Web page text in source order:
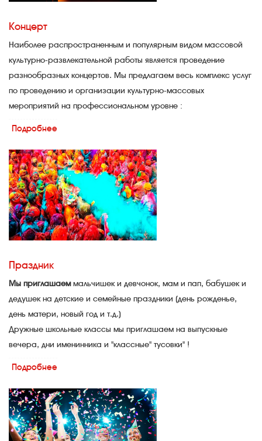
Уютным банкетным залом
Концерт
Наиболее распространенным и популярным видом массовой
культурно-развлекательной работы является проведение
разнообразных концертов. Мы предлагаем весь комплекс услуг
по проведению и организации культурно-массовых
мероприятий на профессиональном уровне :
с участием артистов и творческих коллективов ДК им С.М
Кирова, творческих коллективов г. Перми, Пермского края,
артистов российской и зарубежной эстрады.
Для проведения культурно-массовых мероприятий ДК им
Кирова располагает:
Концертным залом на 800 посадочных мест, оснащенный
оборудованием.
Колонным залом (для проведения танцевальных программ)
Разнообразными вариантами художественного
оформления сцены
Подробнее
Праздник
Мы приглашаеммальчишек и девчонок, мам и пап, бабушек и
дедушек на детские и семейные праздники (день рожденье,
день матери, новый год и т.д.)
Дружные школьные классы мы приглашаем на выпускные
вечера, дни именинника и "классные" тусовки" !
художественное оформление, концертные номера,
спецеффекты и много разных чудес - в арсенале творческой
мастерской ДК им Кирова, есть все для того, чтобы праздник
получился по-настоящему интересным и наполненным яркими
впечатлениями.
Подробнее